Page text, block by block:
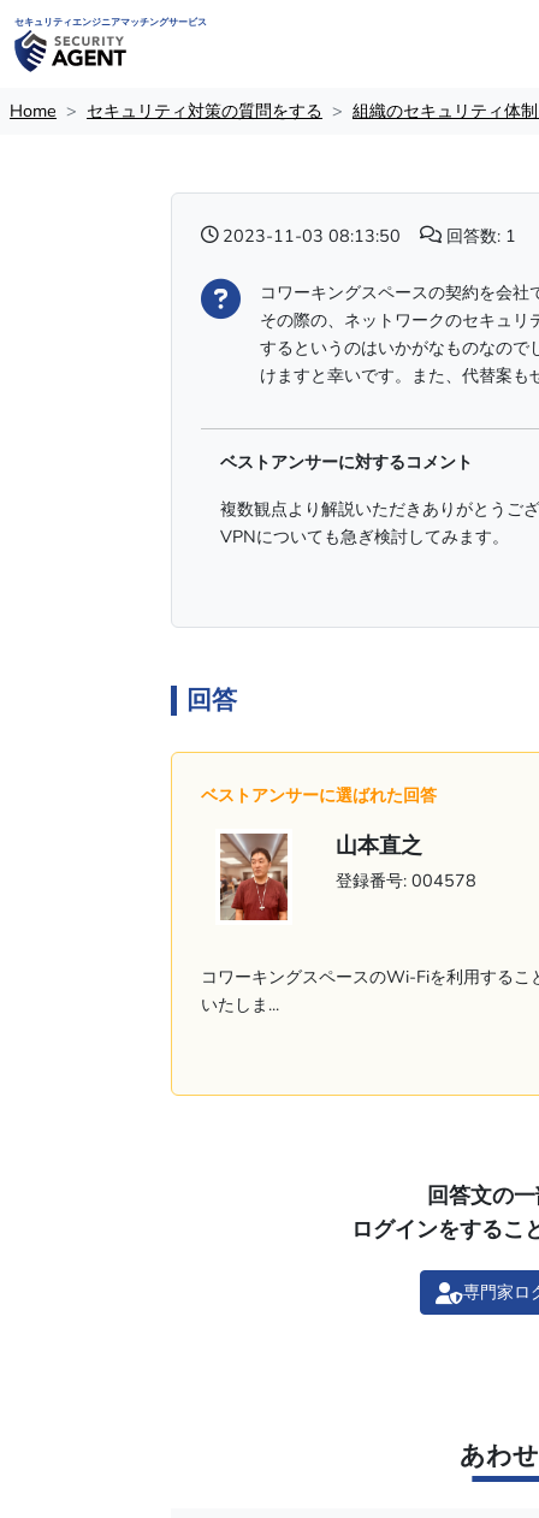
セキュリティエンジニアマッチングサービス
Home セキュリティ対策の質問をする 組織のセキュリティ体
2023-11-03 08:13:50 回答数: 1
コワーキングスペースの契約を会社
その際の、ネットワークのセキュ
するというのはいかがなものなの
けますと幸いです。また、代替案も
ベストアンサーに対するコメント
複数観点より解説いただきありがとうご
VPNについても急ぎ検討してみます。
回答
ベストアンサーに選ばれた回答
山本直之
登録番号: 004578
コワーキングスペースのWi-Fiを利用する
いたしま...
回答文の
ログインをするこ
専門家ロ
あわ